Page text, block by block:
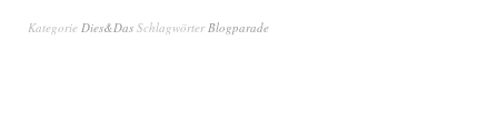
Kategorie Dies&Das Schlagwörter Blogparade